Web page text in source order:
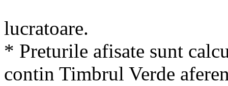
lucratoare.
* Preturile afisate sunt
contin Timbrul Verde